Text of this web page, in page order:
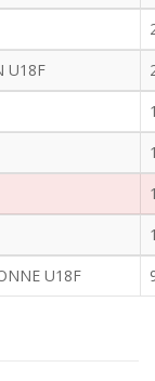
U18F
U18F